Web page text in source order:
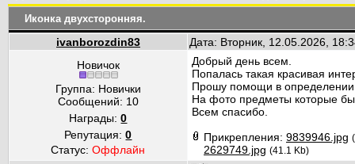
Иконка двухсторонняя.
ivanborozdin83
Дата: Вторник, 12.05.2026,
Новичок
Группа: Новички
Сообщений: 10
Награды:0
Репутация:0
Статус:Оффлайн
Добрый день всем.
Попалась такая красивая
Прошу помощи в определении
На фото предметы которые
Всем спасибо.
Прикрепления: 9839946.jpg
2629749.jpg (41.1 Kb)